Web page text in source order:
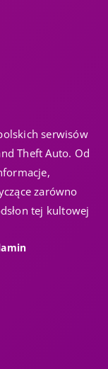
serwisów
Theft Auto. Od
zarówno
tej kultowej